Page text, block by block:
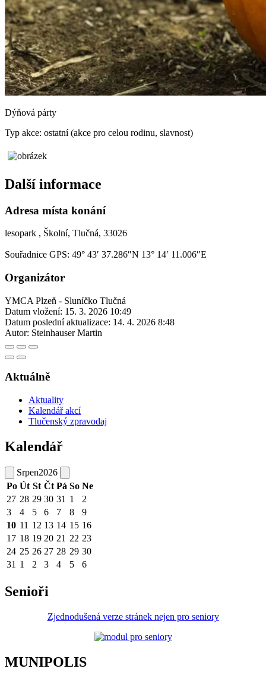
Dýňová párty
Typ akce: ostatní (akce pro celou rodinu, slavnost)
Další informace
Adresa místa konání
lesopark , Školní, Tlučná, 33026
Souřadnice GPS: 49° 43′ 37.286″N 13° 14′ 11.006″E
Organizátor
YMCA Plzeň - Sluníčko Tlučná
Datum vložení: 15. 3. 2026 10:49
Datum poslední aktualizace: 14. 4. 2026 8:48
Autor: Steinhauser Martin
Aktuálně
Aktuality
Kalendář akcí
Tlučenský zpravodaj
Kalendář
Srpen2026
Po Út St Čt Pá So Ne
27 28 29 30 31 1
2
3
4 5 6 7 8
9
10 11 12 13 14 15 16
17 18 19 20 21 22 23
24 25 26 27 28 29 30
31 1 2 3 4 5 6
Senioři
Zjednodušená verze stránek nejen pro seniory
MUNIPOLIS